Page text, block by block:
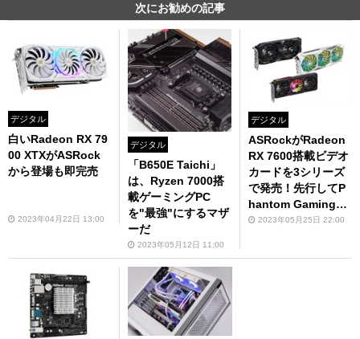
次にお勧めの記事
デジタル
白いRadeon RX 79
00 XTXがASRock
から登場も即完売
2023年04月22日 13:00
デジタル
「B650E Taichi」
は、Ryzen 7000搭
載ゲーミングPC
を"最強"にするマザ
ーだ
2023年05月12日 11:00
デジタル
ASRockがRadeon
RX 7600搭載ビデオ
カードを3シリーズ
で発売！先行してP
hantom Gamingモ
デルの性能をチェッ
2023年05月25日 22:00